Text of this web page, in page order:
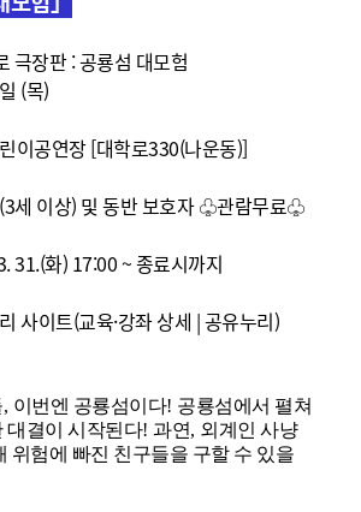
극장판 : 공룡섬 대모험
(목)
이공연장 [대학로330(나운동)]
세 이상) 및 동반 보호자 ♧관람무료♧
31.(화) 17:00 ~ 종료시까지
사이트(교육·강좌 상세 | 공유누리)
, 이번엔 공룡섬이다! 공룡섬에서 펼쳐
대결이 시작된다!과연, 외계인 사냥
위험에 빠진 친구들을 구할 수 있을